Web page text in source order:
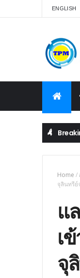
ENGLISH
Home /
จุลินทรีย์
แ
เ
จุ